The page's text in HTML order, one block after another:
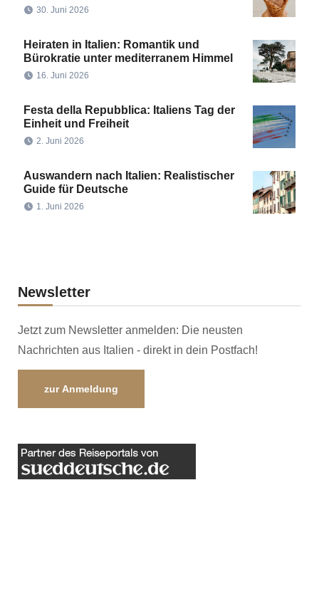
30. Juni 2026
Heiraten in Italien: Romantik und
Bürokratie unter mediterranem Himmel
16. Juni 2026
Festa della Repubblica: Italiens Tag der
Einheit und Freiheit
2. Juni 2026
Auswandern nach Italien: Realistischer
Guide für Deutsche
1. Juni 2026
Newsletter
Jetzt zum Newsletter anmelden: Die neusten
Nachrichten aus Italien - direkt in dein Postfach!
zur Anmeldung